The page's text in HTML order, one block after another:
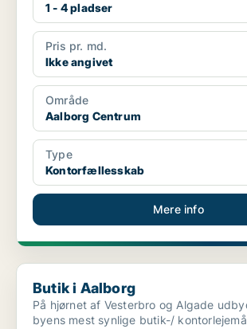
1 - 4 pladser
Pris pr. md.
Ikke angivet
Område
Aalborg Centrum
Type
Kontorfællesskab
Mere info
Butik i Aalborg
Butik i Aalborg
På hjørnet af Vesterbro og Algade
byens mest synlige butik-/